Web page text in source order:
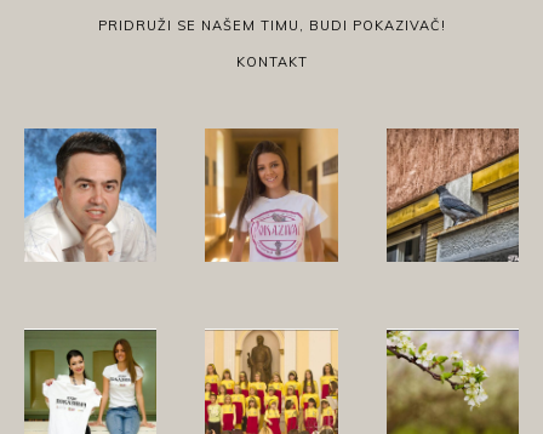
PRIDRUŽI SE NAŠEM TIMU, BUDI POKAZIVAČ!
KONTAKT